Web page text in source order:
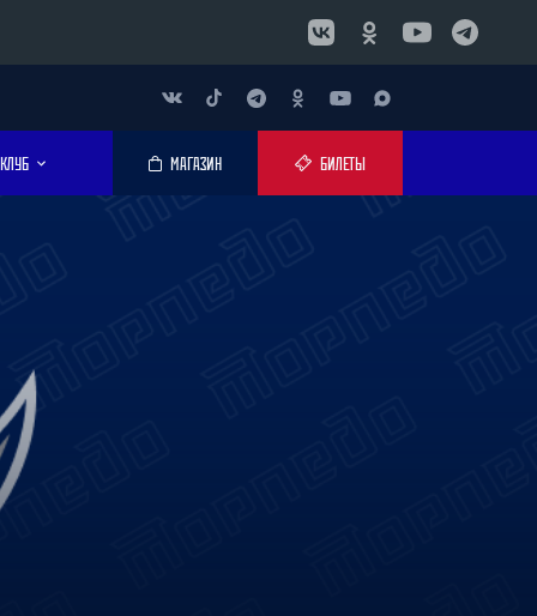
КЛУБ МАГАЗИН БИЛЕТЫ